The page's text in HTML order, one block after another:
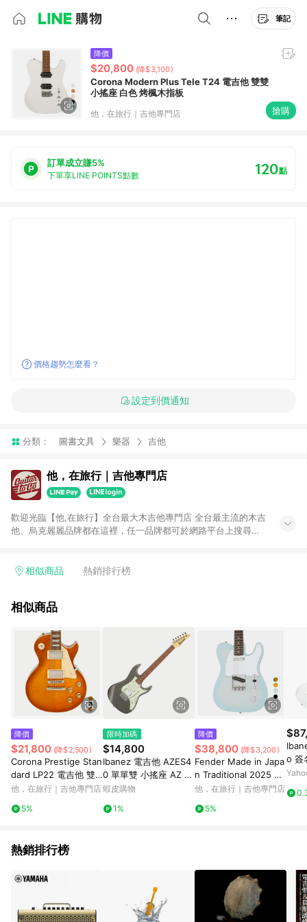
筆記
降價
$20,800 (降$3,100)
Corona Modern Plus Tele T24 電吉他 雙雙
小搖座 白色 烤楓木指板
他，在旅行｜吉他專門店 搶購
訂單成立賺5%
下單享LINE POINTS點數 120點
價格趨勢怎麼看？
設定到價通知
分類： 圖書文具 樂器 吉他
他，在旅行｜吉他專門店
歡迎光臨【他,在旅行】全台最大木吉他專門店 全台最主流的木吉
他、烏克麗麗品牌都在這裡，任一品牌都可於網路平台上搜尋得
距，我們會在出貨前調整至最佳，再保有一年的免費調整服務，
吉他、吉他麗麗......保證全台最齊全。
相似商品 熱銷排行榜
相似商品
降價
$21,800 (降$2,500)
Corona Prestige Stan
dard LP22 電吉他 雙
雙 無搖座 蜂蜜漸層 玫
他，在旅行｜吉他專門店
5%
限時加碼
$14,800
Ibanez 電吉他 AZES4
0 單單雙 小搖座 AZ Es
sentials 初學推薦 鎢灰
蝦皮購物
1%
降價
$38,800 (降$3,200)
Fender Made in Japa
n Traditional 2025 Co
llection 60s Telecast
塵粉藍
他，在旅行｜吉他專門店
5%
o 簽
色款
熱銷排行榜